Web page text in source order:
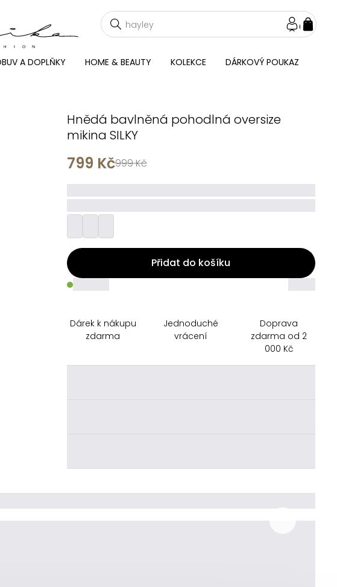
A DOPLŇKY HOME & BEAUTY KOLEKCE DÁRKOVÝ POUKAZ
Hnědá bavlněná pohodlná oversize
mikina SILKY
999 Kč
799 Kč
Přidat do košíku
_____
Dárek k nákupu
zdarma
Jednoduché
vrácení
Doprava
zdarma od 2
000 Kč